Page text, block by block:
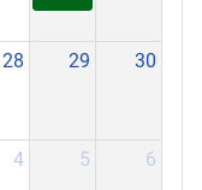
28 29 30
4 5 6